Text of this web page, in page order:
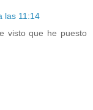
las 11:14
visto que he puesto